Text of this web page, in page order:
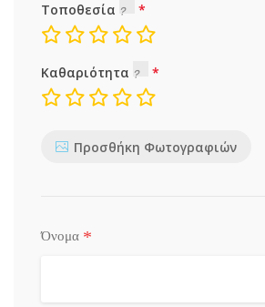
Τοποθεσία
Καθαριότητα
Προσθήκη Φωτογραφιών
Όνομα *